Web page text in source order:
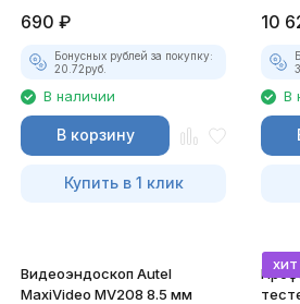
690 ₽
Бонусных рублей за покупку:
20.72руб.
В наличии
В корзину
Купить в 1 клик
10
В
Видеоэндоскоп Autel
MaxiVideo MV208 8.5 мм
хит